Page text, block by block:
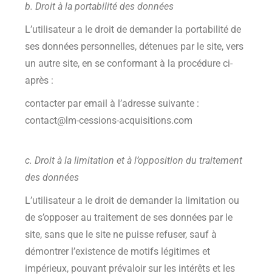
b. Droit à la portabilité des données
L’utilisateur a le droit de demander la portabilité de
ses données personnelles, détenues par le site, vers
un autre site, en se conformant à la procédure ci-
après :
contacter par email à l’adresse suivante :
contact@lm-cessions-acquisitions.com
c. Droit à la limitation et à l’opposition du traitement
des données
L’utilisateur a le droit de demander la limitation ou
de s’opposer au traitement de ses données par le
site, sans que le site ne puisse refuser, sauf à
démontrer l’existence de motifs légitimes et
impérieux, pouvant prévaloir sur les intérêts et les